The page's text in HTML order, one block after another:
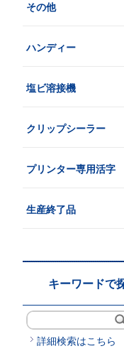
その他
ハンディー
塩ビ溶接機
クリップシーラー
プリンター専用活字
生産終了品
キーワードで
詳細検索はこちら